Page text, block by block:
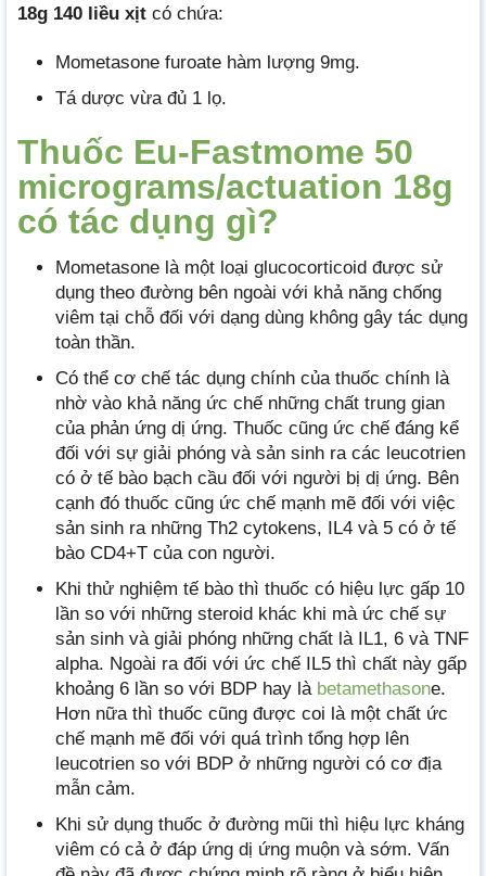
18g 140 liều xịt có chứa:
Mometasone furoate hàm lượng 9mg.
Tá dược vừa đủ 1 lọ.
Thuốc Eu-Fastmome 50
micrograms/actuation 18g
có tác dụng gì?
Mometasone là một loại glucocorticoid được sử
dụng theo đường bên ngoài với khả năng chống
viêm tại chỗ đối với dạng dùng không gây tác dụng
toàn thần.
Có thể cơ chế tác dụng chính của thuốc chính là
nhờ vào khả năng ức chế những chất trung gian
của phản ứng dị ứng. Thuốc cũng ức chế đáng kể
đối với sự giải phóng và sản sinh ra các leucotrien
có ở tế bào bạch cầu đối với người bị dị ứng. Bên
cạnh đó thuốc cũng ức chế mạnh mẽ đối với việc
sản sinh ra những Th2 cytokens, IL4 và 5 có ở tế
bào CD4+T của con người.
Khi thử nghiệm tế bào thì thuốc có hiệu lực gấp 10
lần so với những steroid khác khi mà ức chế sự
sản sinh và giải phóng những chất là IL1, 6 và TNF
alpha. Ngoài ra đối với ức chế IL5 thì chất này gấp
khoảng 6 lần so với BDP hay là betamethasone.
Hơn nữa thì thuốc cũng được coi là một chất ức
chế mạnh mẽ đối với quá trình tổng hợp lên
leucotrien so với BDP ở những người có cơ địa
mẫn cảm.
Khi sử dụng thuốc ở đường mũi thì hiệu lực kháng
viêm có cả ở đáp ứng dị ứng muộn và sớm. Vấn